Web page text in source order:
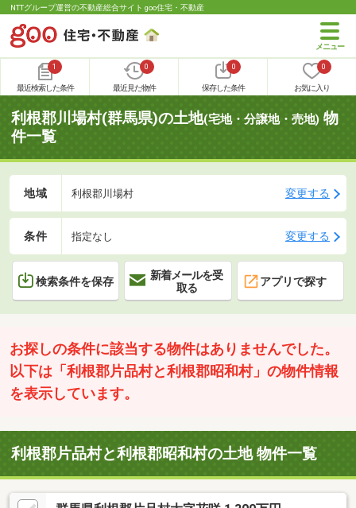
NTTグループ運営の不動産総合サイト goo住宅・不動産
1
最近検索した条件
0
最近見た物件
0
保存した条件
0
お気に入り
利根郡川場村(群馬県)の土地(宅地・分譲地・売地) 物
件一覧
地域 利根郡川場村 変更する
条件 指定なし 変更する
検索条件を保存
新着メールを受
取る
アプリで探す
お探しの条件に該当する物件はありませんでした。
以下は「利根郡片品村と利根郡昭和村」の物件情報
を表示しています。
利根郡片品村と利根郡昭和村の土地 物件一覧